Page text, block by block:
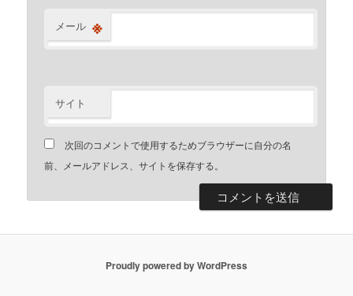
メール ※
サイト
次回のコメントで使用するためブラウザーに自分の名
前、メールアドレス、サイトを保存する。
Proudly powered by WordPress